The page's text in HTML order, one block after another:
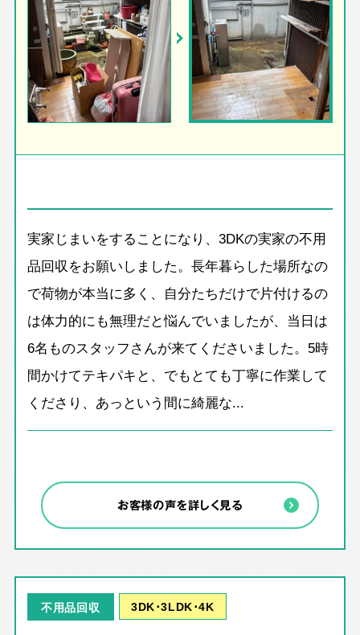
実家じまいをすることになり、3DKの実家の不用
品回収をお願いしました。長年暮らした場所なの
で荷物が本当に多く、自分たちだけで片付けるの
は体力的にも無理だと悩んでいましたが、当日は
6名ものスタッフさんが来てくださいました。5時
間かけてテキパキと、でもとても丁寧に作業して
くださり、あっという間に綺麗な...
お客様の声を詳しく見る
不用品回収 3DK･3LDK･4K